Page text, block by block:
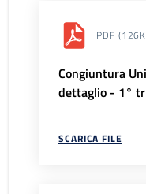
PDF
Congiuntura
dettaglio - 1°
SCARICA FILE